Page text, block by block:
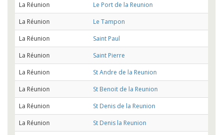
La Réunion
Le Port de la Reunion
La Réunion
Le Tampon
La Réunion
Saint Paul
La Réunion
Saint Pierre
La Réunion
St Andre de la Reunion
La Réunion
St Benoit de la Reunion
La Réunion
St Denis de la Reunion
La Réunion
St Denis la Reunion